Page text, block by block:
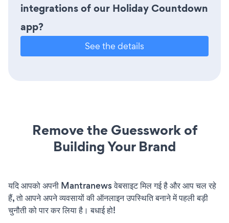
integrations of our Holiday Countdown
app?
See the details
Remove the Guesswork of
Building Your Brand
यदि आपको अपनी Mantranews वेबसाइट मिल गई है और आप चल रहे
हैं, तो आपने अपने व्यवसायों की ऑनलाइन उपस्थिति बनाने में पहली बड़ी
चुनौती को पार कर लिया है। बधाई हो!